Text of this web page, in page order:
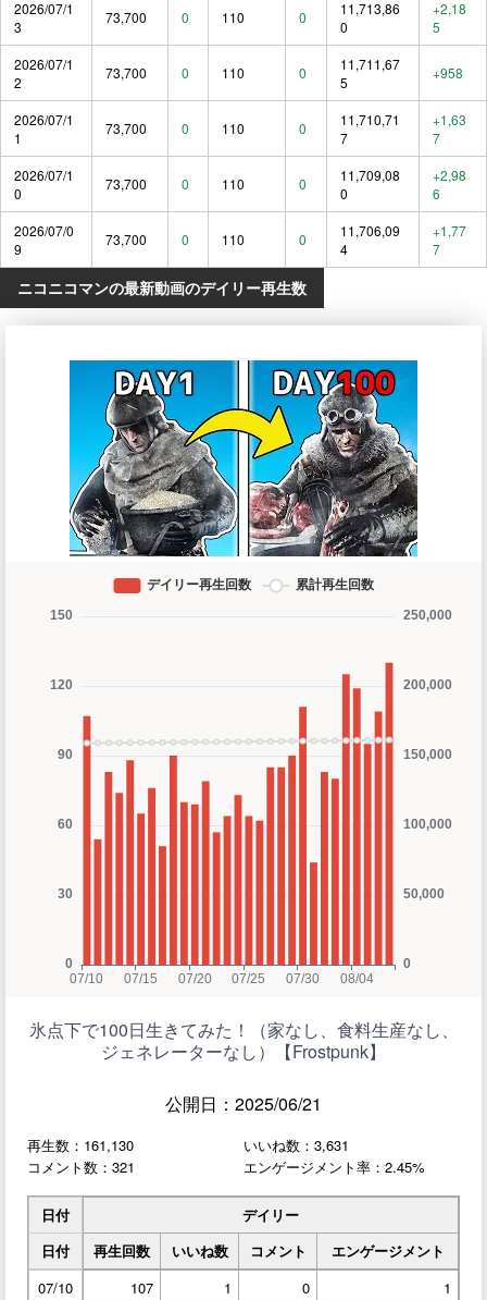
2026/07/1
3
73,700 0 110 0
11,713,86
0
+2,18
5
2026/07/1
2
73,700 0 110 0
11,711,67
5
+958
2026/07/1
1
73,700 0 110 0
11,710,71
7
+1,63
7
2026/07/1
0
73,700 0 110 0
11,709,08
0
+2,98
6
2026/07/0
9
73,700 0 110 0
11,706,09
4
+1,77
7
ニコニコマンの最新動画のデイリー再生数
氷点下で100日生きてみた！（家なし、食料生産なし、
ジェネレーターなし）【Frostpunk】
公開日：2025/06/21
再生数：161,130
いいね数：3,631
コメント数：321
エンゲージメント率：2.45%
日付
デイリー
日付
再生回数 いいね数 コメント
エンゲージメント
07/10
107 1 0
1